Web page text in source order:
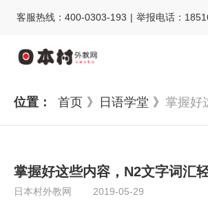
客服热线：400-0303-193 | 举报电话：
位置： 首页 》 日语学堂 》 掌握好
掌握好这些内容，N2文字词汇
日本村外教网 2019-05-29